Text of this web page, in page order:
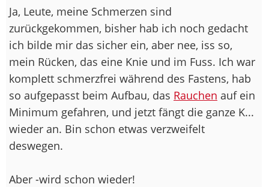
Ja, Leute, meine Schmerzen sind
zurückgekommen, bisher hab ich noch gedacht
ich bilde mir das sicher ein, aber nee, iss so,
mein Rücken, das eine Knie und im Fuss. Ich war
komplett schmerzfrei während des Fastens, hab
so aufgepasst beim Aufbau, das Rauchen auf ein
Minimum gefahren, und jetzt fängt die ganze K...
wieder an. Bin schon etwas verzweifelt
deswegen.
Aber -wird schon wieder!